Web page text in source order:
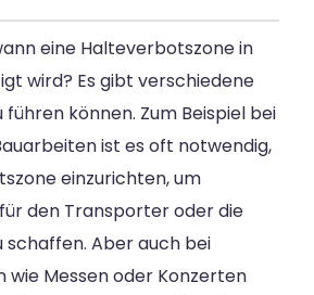
eine Halteverbotszone in
wird? Es gibt verschiedene
führen können. Zum Beispiel bei
ist es oft notwendig,
einzurichten, um
den Transporter oder die
schaffen. Aber auch bei
wie Messen oder Konzerten